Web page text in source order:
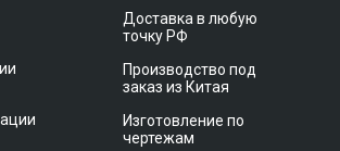
Доставка в любую
точку РФ
Производство под
заказ из Китая
Изготовление по
чертежам